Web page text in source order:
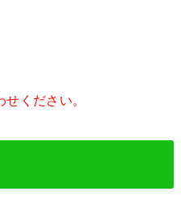
ください。